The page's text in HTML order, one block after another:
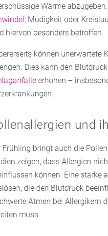
Wärme
, Müdigkeit oder
hiervon besonders betroffen.
können unerwartete
Dies kann den
erhöhen –
und
Frühling bringt auch die
zeigen, dass Allergien
können. Eine starke
die den Blutdruck
Atmen bei Allergikern
muss.